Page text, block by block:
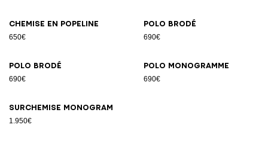
Chemise en popeline
650€
Polo brodé
690€
Polo brodé
690€
Polo Monogramme
690€
Surchemise Monogram
1.950€